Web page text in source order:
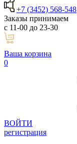
+7 (3452) 568-548
Заказы принимаем
с 11-00 до 23-30
Ваша корзина
0
ВОЙТИ
регистрация